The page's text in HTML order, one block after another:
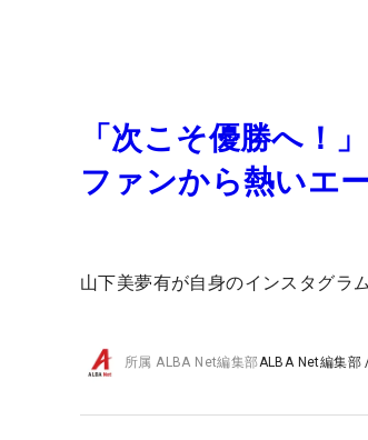
「次こそ優勝へ！
ファンから熱いエ
山下美夢有が自身のインスタグラ
所属ALBA Net編集部ALBA Net編集部